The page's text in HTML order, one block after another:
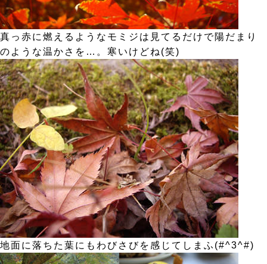
真っ赤に燃えるようなモミジは見てるだけで陽だまり
のような温かさを…。寒いけどね(笑)
地面に落ちた葉にもわびさびを感じてしまふ(#^3^#)